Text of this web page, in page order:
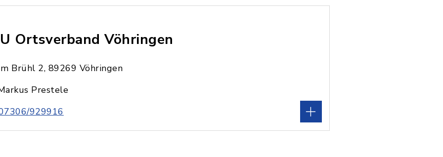
Ortsverband Vöhringen
Brühl 2, 89269 Vöhringen
Prestele
929916